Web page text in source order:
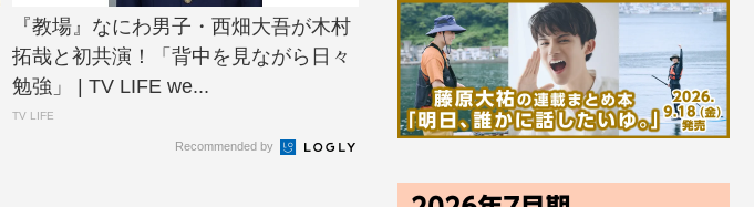
『教場』なにわ男子・西畑大吾が木村
拓哉と初共演！「背中を見ながら日々
勉強」 | TV LIFE we...
TV LIFE
Recommended by